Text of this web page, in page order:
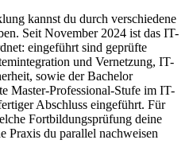
kannst du durch verschiedene
Seit November 2024 ist das IT-
eingeführt sind geprüfte
und Vernetzung, IT-
sowie der Bachelor
Master-Professional-Stufe im IT-
Abschluss eingeführt. Für
Fortbildungsprüfung deine
Praxis du parallel nachweisen